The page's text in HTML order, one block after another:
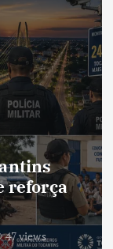
reforça
47 views